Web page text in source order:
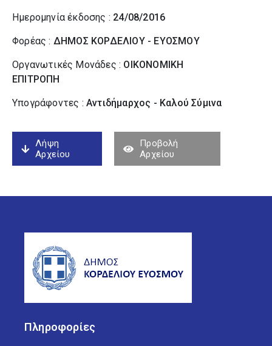
Ημερομηνία έκδοσης : 24/08/2016
Φορέας : ΔΗΜΟΣ ΚΟΡΔΕΛΙΟΥ - ΕΥΟΣΜΟΥ
Οργανωτικές Μονάδες : ΟΙΚΟΝΟΜΙΚΗ
ΕΠΙΤΡΟΠΗ
Υπογράφοντες : Αντιδήμαρχος - Καλού Σύµινα
Λήψη
Αρχείου
Προβολή
Αρχείου
Πληροφορίες